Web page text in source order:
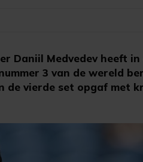
Daniil Medvedev heeft
3 van de wereld
de vierde set opgaf met